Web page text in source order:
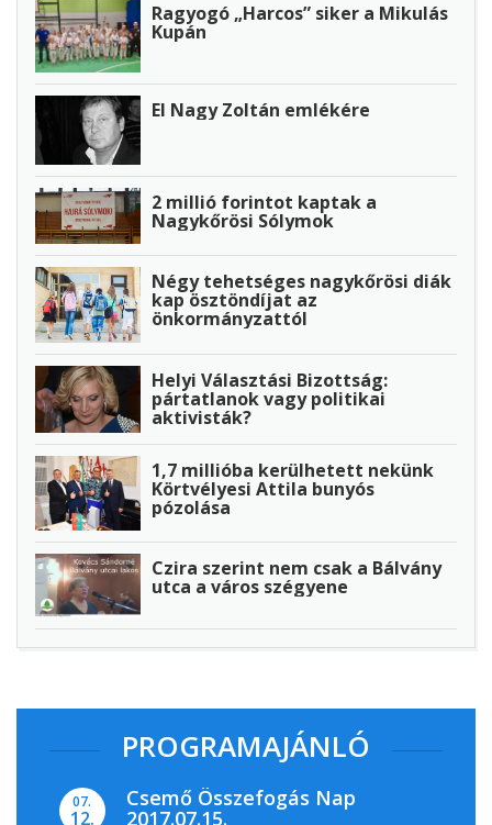
Ragyogó „Harcos” siker a Mikulás
Kupán
El Nagy Zoltán emlékére
2 millió forintot kaptak a
Nagykőrösi Sólymok
Négy tehetséges nagykőrösi diák
kap ösztöndíjat az
önkormányzattól
Helyi Választási Bizottság:
pártatlanok vagy politikai
aktivisták?
1,7 millióba kerülhetett nekünk
Körtvélyesi Attila bunyós
pózolása
Czira szerint nem csak a Bálvány
utca a város szégyene
PROGRAMAJÁNLÓ
07.
12.
Csemő Összefogás Nap
2017.07.15.